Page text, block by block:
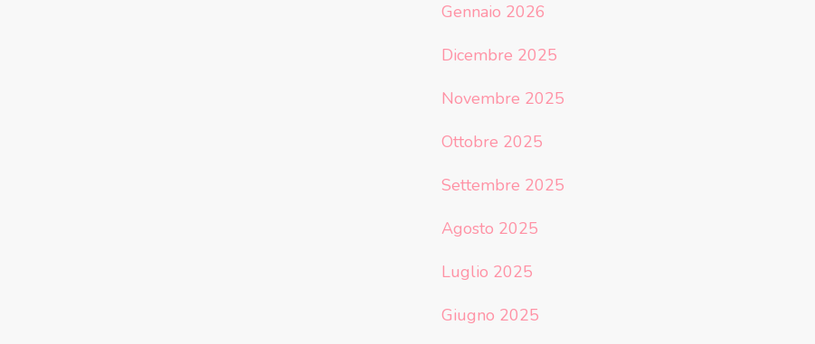
Gennaio 2026
Dicembre 2025
Novembre 2025
Ottobre 2025
Settembre 2025
Agosto 2025
Luglio 2025
Giugno 2025